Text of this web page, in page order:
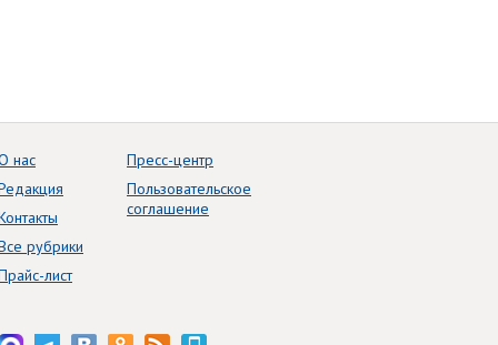
нас
рубрики
лист
Пресс-центр
Пользовательское
соглашение